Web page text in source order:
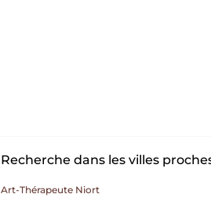
Recherche dans les villes
Art-Thérapeute Niort